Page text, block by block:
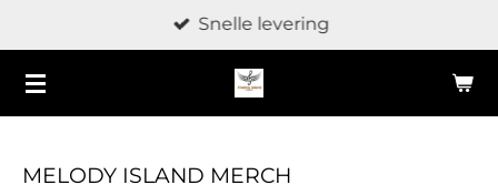
direct
naar
de
Snelle levering
MELODY ISLAND MERCH